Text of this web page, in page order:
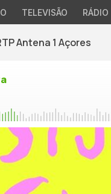
TELEVISÃO RÁDIO
Antena 1 Açores